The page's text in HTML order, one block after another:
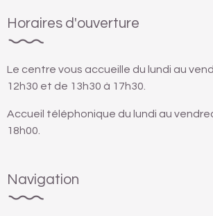
Horaires d'ouverture
Le centre vous accueille du lundi au
12h30 et de 13h30 à 17h30.
Accueil téléphonique du lundi au
18h00.
Navigation